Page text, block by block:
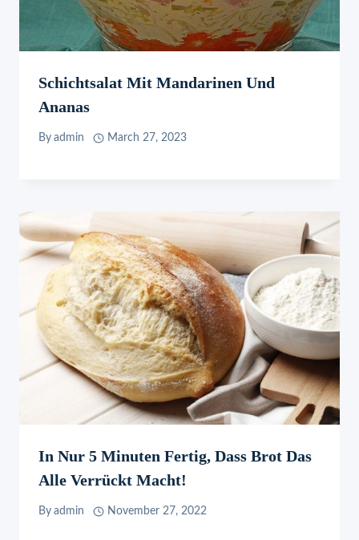
Schichtsalat Mit Mandarinen Und
Ananas
By admin March 27, 2023
In Nur 5 Minuten Fertig, Dass Brot Das
Alle Verrückt Macht!
By admin November 27, 2022